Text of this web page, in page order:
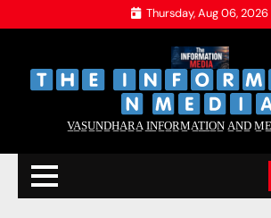
to
Thursday, Aug 06, 2026
V̲A̲S̲U̲N̲D̲H̲A̲R̲A̲ I̲N̲F̲O̲R̲M̲A̲T̲I̲O̲N̲ A̲N̲D̲